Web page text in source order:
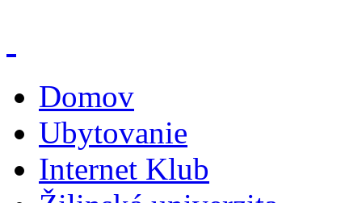
Domov
Ubytovanie
Internet Klub